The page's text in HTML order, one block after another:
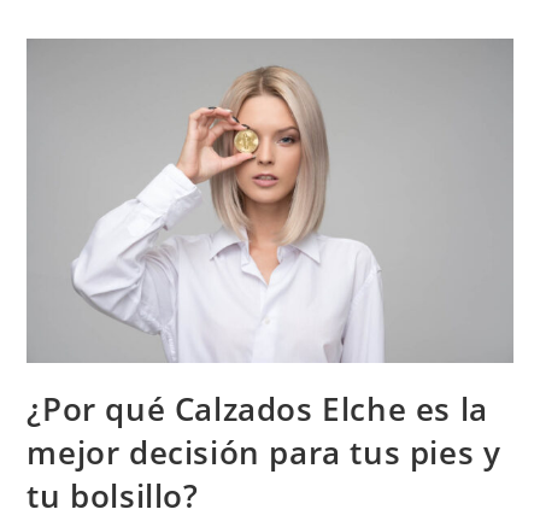
¿Por qué Calzados Elche es la
mejor decisión para tus pies y
tu bolsillo?